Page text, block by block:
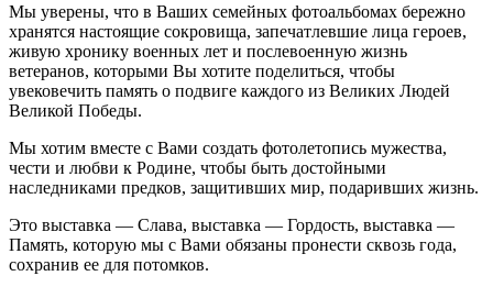
Мы уверены, что в Ваших семейных фотоальбомах бережно
хранятся настоящие сокровища, запечатлевшие лица героев,
живую хронику военных лет и послевоенную жизнь
ветеранов, которыми Вы хотите поделиться, чтобы
увековечить память о подвиге каждого из Великих Людей
Великой Победы.
Мы хотим вместе с Вами создать фотолетопись мужества,
чести и любви к Родине, чтобы быть достойными
наследниками предков, защитивших мир, подаривших жизнь.
Это выставка — Слава, выставка — Гордость, выставка —
Память, которую мы с Вами обязаны пронести сквозь года,
сохранив ее для потомков.